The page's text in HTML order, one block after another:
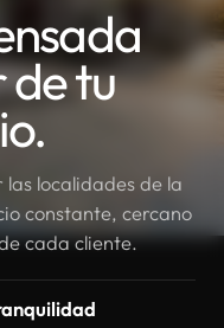
tu
localidades de la
constante, cercano
cada cliente.